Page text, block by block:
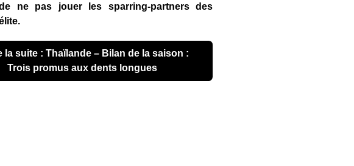
ne pas jouer les sparring-partners des
Trois promus aux dents longues